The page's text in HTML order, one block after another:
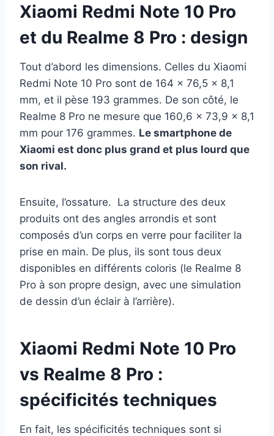
Xiaomi Redmi Note 10 Pro
et du Realme 8 Pro : design
Tout d’abord les dimensions. Celles du Xiaomi
Redmi Note 10 Pro sont de 164 x 76,5 x 8,1
mm, et il pèse 193 grammes. De son côté, le
Realme 8 Pro ne mesure que 160,6 x 73,9 x 8,1
mm pour 176 grammes. Le smartphone de
Xiaomi est donc plus grand et plus lourd que
son rival.
Ensuite, l’ossature. La structure des deux
produits ont des angles arrondis et sont
composés d’un corps en verre pour faciliter la
prise en main. De plus, ils sont tous deux
disponibles en différents coloris (le Realme 8
Pro à son propre design, avec une simulation
de dessin d’un éclair à l’arrière).
Xiaomi Redmi Note 10 Pro
vs Realme 8 Pro :
spécificités techniques
En fait, les spécificités techniques sont si